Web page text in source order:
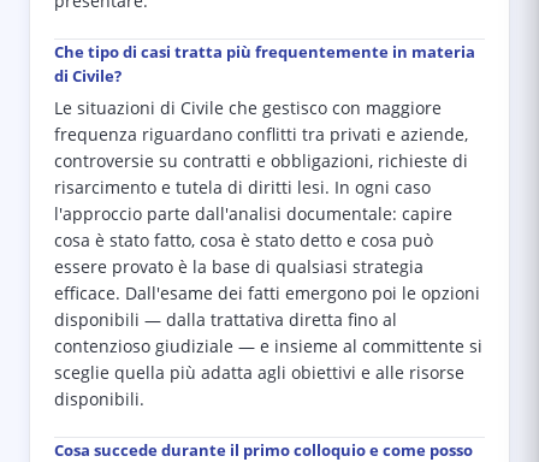
Che tipo di casi tratta più frequentemente in materia
di Civile?
Le situazioni di Civile che gestisco con maggiore
frequenza riguardano conflitti tra privati e aziende,
controversie su contratti e obbligazioni, richieste di
risarcimento e tutela di diritti lesi. In ogni caso
l'approccio parte dall'analisi documentale: capire
cosa è stato fatto, cosa è stato detto e cosa può
essere provato è la base di qualsiasi strategia
efficace. Dall'esame dei fatti emergono poi le opzioni
disponibili — dalla trattativa diretta fino al
contenzioso giudiziale — e insieme al committente si
sceglie quella più adatta agli obiettivi e alle risorse
disponibili.
Cosa succede durante il primo colloquio e come posso